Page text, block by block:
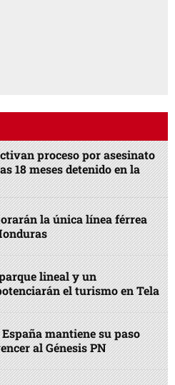
proceso por asesinato
18 meses detenido en la
la única línea férrea
lineal y un
el turismo en Tela
España mantiene su paso
al Génesis PN